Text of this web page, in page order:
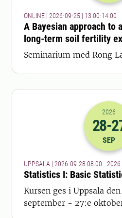
ONLINE | 2026-09-25 | 13.00-14.00
A Bayesian approach to
long-term soil fertility
Seminarium med Rong
2026
28-
SEP
UPPSALA | 2026-09-28 08.00 -
Statistics I: Basic
Kursen ges i Uppsala
september - 27:e